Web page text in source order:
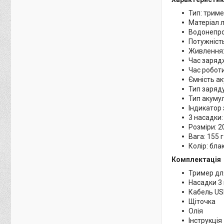
Тип:
Матеріал
Час
Час
Ємність
Тип
Тип
3
Розміри:
Вага: 155 г
Колір:
Комплектація
Тример
Насадки 3
Кабель
Щіточка
Олія
Інструкція